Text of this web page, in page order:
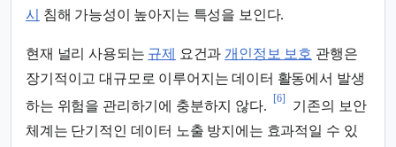
시
침해 가능성이 높아지는 특성을 보인다.
현재 널리 사용되는 규제 요건과 개인정보 보호 관행은
장기적이고 대규모로 이루어지는 데이터 활동에서 발생
하는 위험을 관리하기에 충분하지 않다.
[6]
기존의 보안
체계는 단기적인 데이터 노출 방지에는 효과적일 수 있